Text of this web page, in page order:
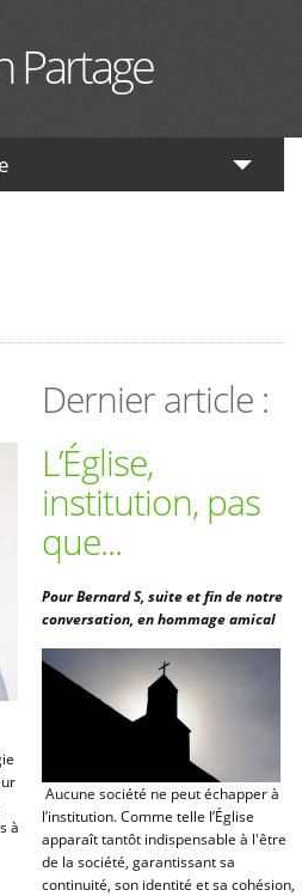
Partage
à
Dernier article :
L’Église,
institution, pas
que...
Pour Bernard S, suite et fin de notre
conversation, en hommage amical
Aucune société ne peut échapper à
l’institution. Comme telle l’Église
apparaît tantôt indispensable à l'être
de la société, garantissant sa
continuité, son identité et sa cohésion,